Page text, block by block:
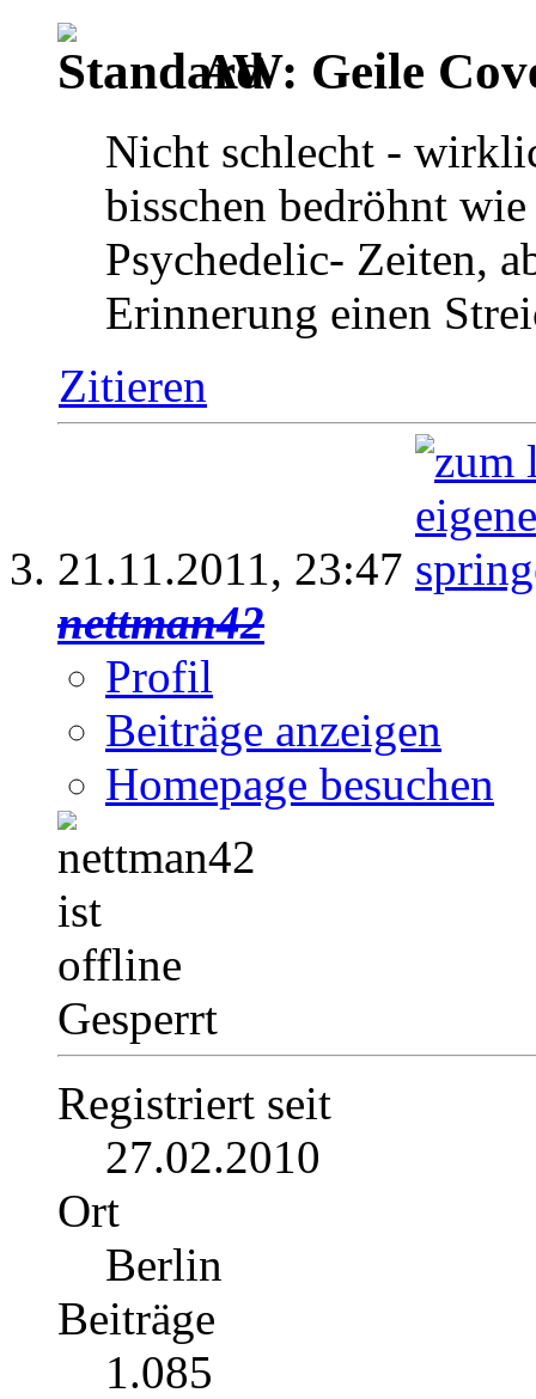
AW: Geile
Nicht schlecht -
bisschen bedröhnt
Psychedelic- Zeiten,
Erinnerung einen
Zitieren
21.11.2011, 23:47
nettman42
Profil
Beiträge anzeigen
Homepage besuchen
Gesperrt
Registriert seit
27.02.2010
Ort
Berlin
Beiträge
1.085